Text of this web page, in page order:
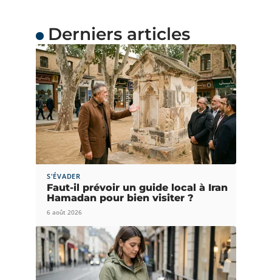
Derniers articles
S'ÉVADER
Faut-il prévoir un guide local à Iran
Hamadan pour bien visiter ?
6 août 2026